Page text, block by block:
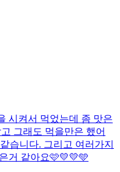
시켜서 먹었는데 좀 맛은
그래도 먹을만은 했어
습니다. 그리고 여러가지
거 같아요🩷💛💛🩵